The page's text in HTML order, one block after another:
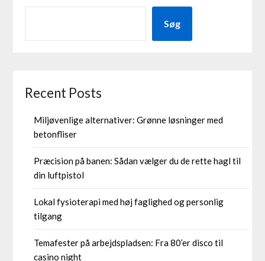
Søg
Recent Posts
Miljøvenlige alternativer: Grønne løsninger med
betonfliser
Præcision på banen: Sådan vælger du de rette hagl til
din luftpistol
Lokal fysioterapi med høj faglighed og personlig
tilgang
Temafester på arbejdspladsen: Fra 80’er disco til
casino night